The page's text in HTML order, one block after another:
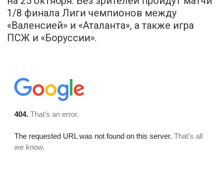
1/8 финала Лиги чемпионов между
«Валенсией» и «Аталанта», а также игра
ПСЖ и «Боруссии».